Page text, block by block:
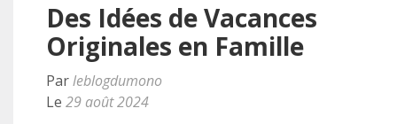
Des Idées de Vacances
Originales en Famille
Parleblogdumono
Le 29 août 2024